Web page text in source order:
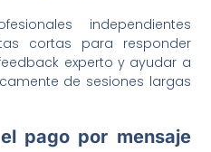
independientes
cortas para responder
experto y ayudar a
de sesiones largas
pago por mensaje